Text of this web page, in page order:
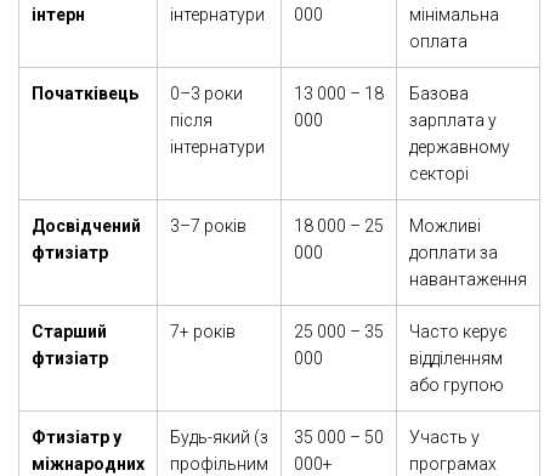
інтерн
інтернатури
000
мінімальна
оплата
Початківець
0–3 роки
після
інтернатури
13 000 – 18
000
Базова
зарплата у
державному
секторі
Досвідчений
фтизіатр
3–7 років
18 000 – 25
000
Можливі
доплати за
навантаження
Старший
фтизіатр
7+ років
25 000 – 35
000
Часто керує
відділенням
або групою
Фтизіатр у
міжнародних
Будь-який (з
профільним
35 000 – 50
000+
Участь у
програмах